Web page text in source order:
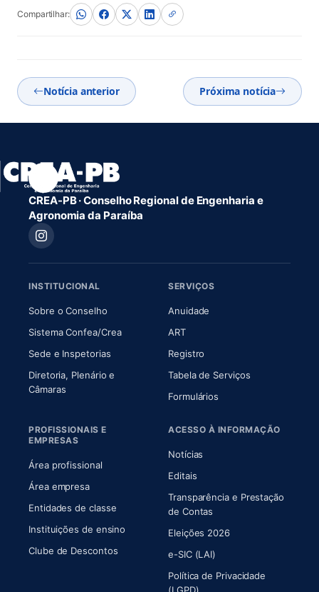
Compartilhar:
Notícia anterior Próxima notícia
CREA-PB · Conselho Regional de Engenharia e
Agronomia da Paraíba
INSTITUCIONAL
Sobre o Conselho(abre em nova aba)
Sistema Confea/Crea(abre em nova aba)
Sede e Inspetorias
Diretoria, Plenário e
Câmaras(abre em nova aba)
SERVIÇOS
Anuidade
ART(abre em nova aba)
Registro
Tabela de Serviços
Formulários
PROFISSIONAIS E
EMPRESAS
Área profissional
Área empresa
Entidades de classe
Instituições de ensino
Clube de Descontos
ACESSO À INFORMAÇÃO
Notícias
Editais
Transparência e Prestação
de Contas
Eleições 2026
e-SIC (LAI)
Política de Privacidade